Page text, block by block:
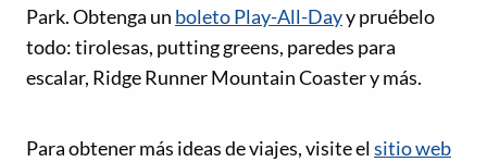
Park. Obtenga un boleto Play-All-Dayy pruébelo
todo: tirolesas, putting greens, paredes para
escalar, Ridge Runner Mountain Coaster y más.
Enlaces de redes sociales
Para obtener más ideas de viajes, visite elsitio web